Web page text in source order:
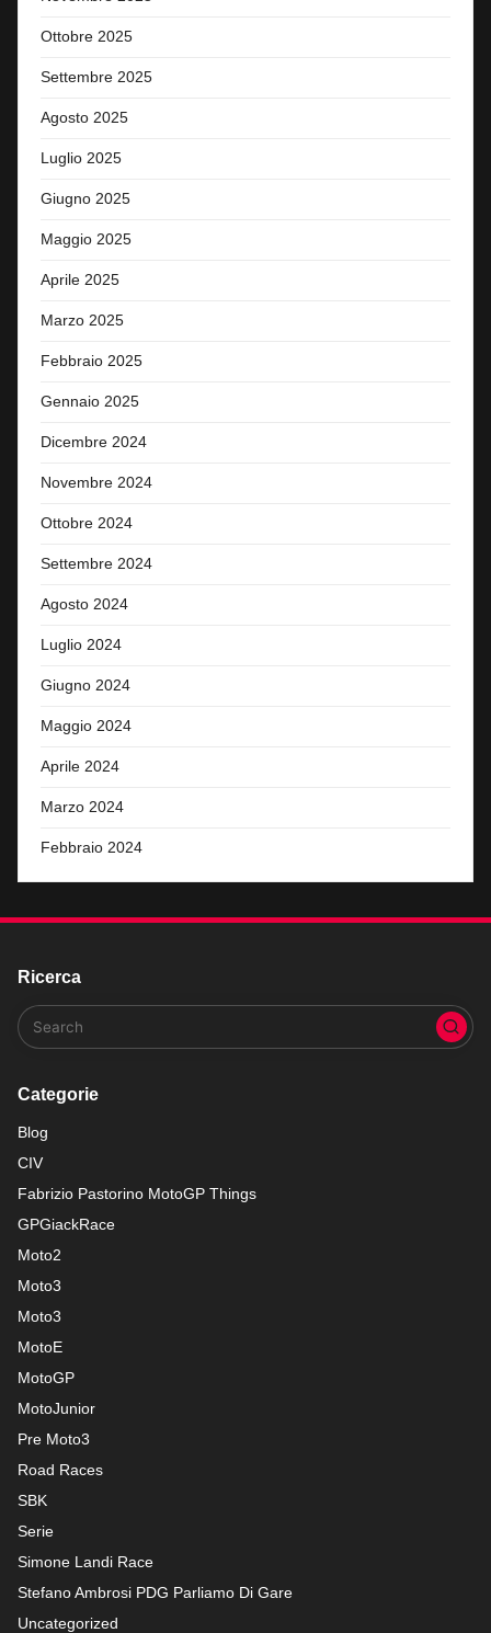
Ottobre 2025
Settembre 2025
Agosto 2025
Luglio 2025
Giugno 2025
Maggio 2025
Aprile 2025
Marzo 2025
Febbraio 2025
Gennaio 2025
Dicembre 2024
Novembre 2024
Ottobre 2024
Settembre 2024
Agosto 2024
Luglio 2024
Giugno 2024
Maggio 2024
Aprile 2024
Marzo 2024
Febbraio 2024
Ricerca
Categorie
Blog
CIV
Fabrizio Pastorino MotoGP Things
GPGiackRace
Moto2
Moto3
Moto3
MotoE
MotoGP
MotoJunior
Pre Moto3
Road Races
SBK
Serie
Simone Landi Race
Stefano Ambrosi PDG Parliamo Di Gare
Uncategorized